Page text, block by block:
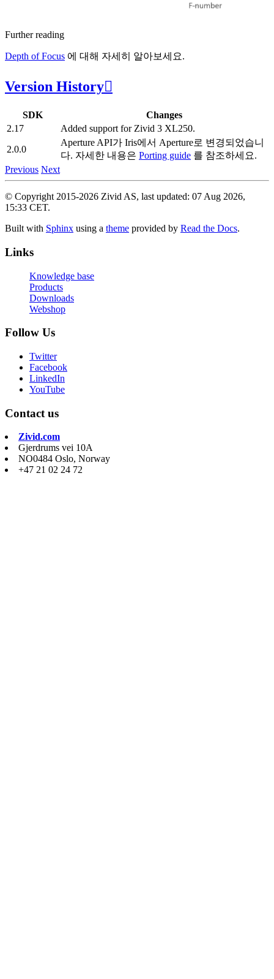
Further reading
Depth of Focus 에 대해 자세히 알아보세요.
Version History
SDK
Changes
2.17
Added support for Zivid 3 XL250.
2.0.0
Aperture API가 Iris에서 Aperture로 변경되었습니
다. 자세한 내용은 Porting guide 를 참조하세요.
Previous Next
© Copyright 2015-2026 Zivid AS, last updated: 07 Aug 2026,
15:33 CET.
Built with Sphinx using a theme provided by Read the Docs.
Links
Knowledge base
Products
Downloads
Webshop
Follow Us
Twitter
Facebook
LinkedIn
YouTube
Contact us
Zivid.com
Gjerdrums vei 10A
NO0484 Oslo, Norway
+47 21 02 24 72